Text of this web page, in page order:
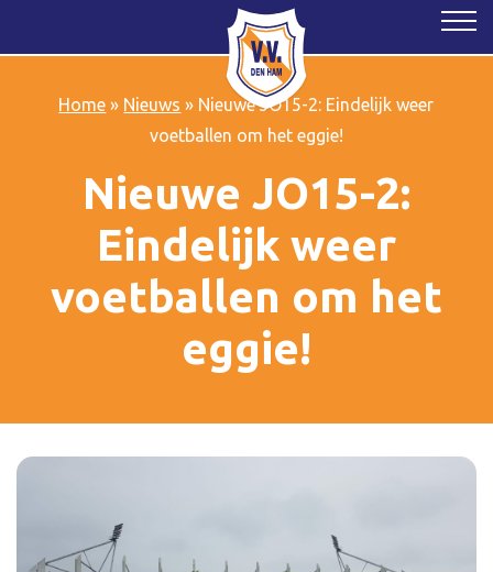
Home » Nieuws » Nieuwe JO15-2: Eindelijk weer
voetballen om het eggie!
Nieuwe JO15-2:
Eindelijk weer
voetballen om het
eggie!